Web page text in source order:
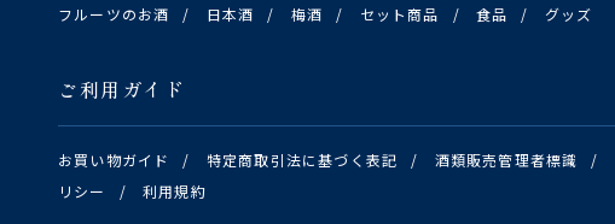
フルーツのお酒 / 日本酒 / 梅酒 / セット商品 / 食品 / グッズ
ご利用ガイド
お買い物ガイド / 特定商取引法に基づく表記 / 酒類販売管理者標識 /
リシー
/ 利用規約